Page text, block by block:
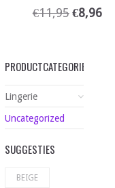
€11,95 €8,96
PRODUCTCATEGORIEËN
Lingerie
Uncategorized
SUGGESTIES
BEIGE